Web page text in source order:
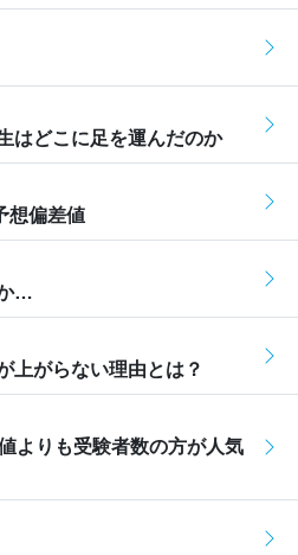
はどこに足を運んだのか
想偏差値
…
上がらない理由とは？
よりも受験者数の方が人気